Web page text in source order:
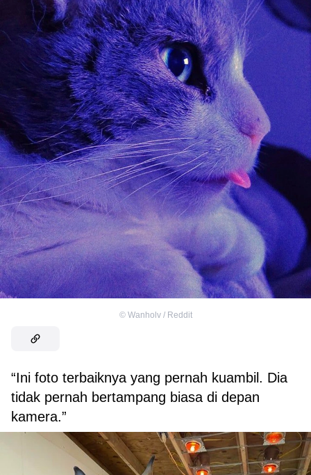
© Wanholv / Reddit
“Ini foto terbaiknya yang pernah kuambil. Dia
tidak pernah bertampang biasa di depan
kamera.”